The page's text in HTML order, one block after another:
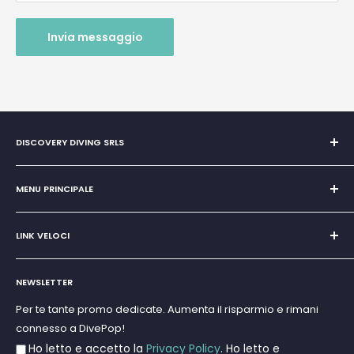
Invia messaggio
DISCOVERY DIVING SRLS
Unipersonale di Giovanni Chiera di Vasco
San Teodoro, Marina di Puntaldia 07052
MENU PRINCIPALE
Home
Super Promo
Marchi
Subacquea
Apnea e Spearfishing
Gift Cards
LINK VELOCI
Cerca
Termini e Condizioni
Privacy Policy
Resi e Rimborsi
NEWSLETTER
Per te tante promo dedicate. Aumenta il risparmio e rimani
connesso a DivePop!
Ho letto e accetto la Privacy Policy. Ho letto e